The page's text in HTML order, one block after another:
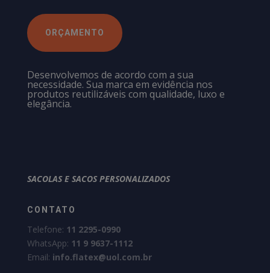
ORÇAMENTO
Desenvolvemos de acordo com a sua
necessidade. Sua marca em evidência nos
produtos reutilizáveis com qualidade, luxo e
elegância.
SACOLAS E SACOS PERSONALIZADOS
CONTATO
Telefone: 11 2295-0990
WhatsApp: 11 9 9637-1112
Email: info.flatex@uol.com.br